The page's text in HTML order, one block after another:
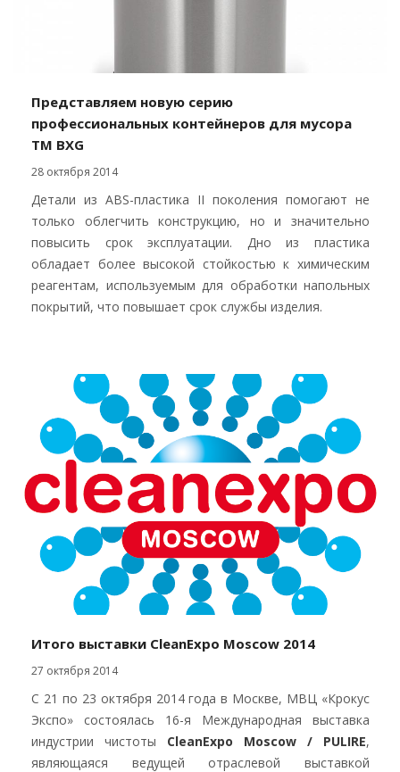
Представляем новую серию
профессиональных контейнеров для мусора
ТМ BXG
28 октября 2014
Детали из ABS-пластика II поколения помогают не
только облегчить конструкцию, но и значительно
повысить срок эксплуатации. Дно из пластика
обладает более высокой стойкостью к химическим
реагентам, используемым для обработки напольных
покрытий, что повышает срок службы изделия.
Итого выставки CleanExpo Moscow 2014
27 октября 2014
С 21 по 23 октября 2014 года в Москве, МВЦ «Крокус
Экспо» состоялась 16-я Международная выставка
индустрии чистоты CleanExpo Moscow / PULIRE,
являющаяся ведущей отраслевой выставкой